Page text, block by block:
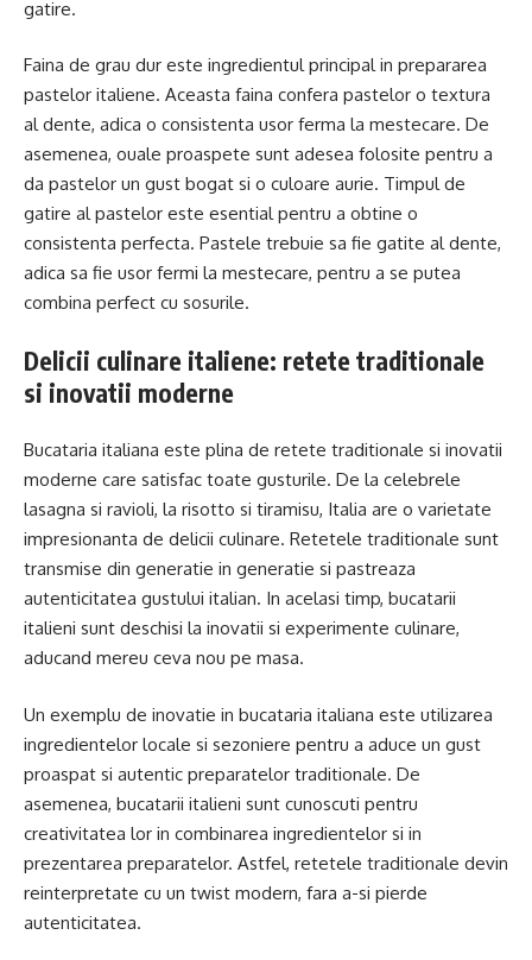
gatire.
Faina de grau dur este ingredientul principal in prepararea
pastelor italiene. Aceasta faina confera pastelor o textura
al dente, adica o consistenta usor ferma la mestecare. De
asemenea, ouale proaspete sunt adesea folosite pentru a
da pastelor un gust bogat si o culoare aurie. Timpul de
gatire al pastelor este esential pentru a obtine o
consistenta perfecta. Pastele trebuie sa fie gatite al dente,
adica sa fie usor fermi la mestecare, pentru a se putea
combina perfect cu sosurile.
Delicii culinare italiene: retete traditionale
si inovatii moderne
Bucataria italiana este plina de retete traditionale si inovatii
moderne care satisfac toate gusturile. De la celebrele
lasagna si ravioli, la risotto si tiramisu, Italia are o varietate
impresionanta de delicii culinare. Retetele traditionale sunt
transmise din generatie in generatie si pastreaza
autenticitatea gustului italian. In acelasi timp, bucatarii
italieni sunt deschisi la inovatii si experimente culinare,
aducand mereu ceva nou pe masa.
Un exemplu de inovatie in bucataria italiana este utilizarea
ingredientelor locale si sezoniere pentru a aduce un gust
proaspat si autentic preparatelor traditionale. De
asemenea, bucatarii italieni sunt cunoscuti pentru
creativitatea lor in combinarea ingredientelor si in
prezentarea preparatelor. Astfel, retetele traditionale devin
reinterpretate cu un twist modern, fara a-si pierde
autenticitatea.